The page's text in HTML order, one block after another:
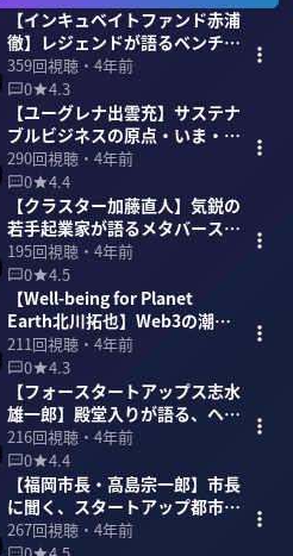
【インキュベイトファンド赤浦
徹】レジェンドが語るベンチャ
ーキャピタル 47分
359回視聴・ 4年前
0
4.3
【ユーグレナ出雲充】サステナ
ブルビジネスの原点・いま・未
来を語る 45分
290回視聴・ 4年前
0
4.4
【クラスター加藤直人】気鋭の
若手起業家が語るメタバース
59分
195回視聴・ 4年前
0
4.5
【Well-being for Planet
Earth北川拓也】Web3の潮流
と新しい資本主義 49分
211回視聴・ 4年前
0
4.3
【フォースタートアップス志水
雄一郎】殿堂入りが語る、ヘッ
ドハンターの世界 60分
216回視聴・ 4年前
0
4.4
【福岡市長・高島宗一郎】市長
に聞く、スタートアップ都市
「福岡」 42分
267回視聴・ 4年前